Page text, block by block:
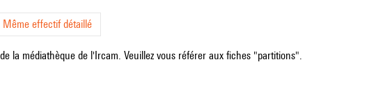
Même effectif détaillé
la médiathèque de l'Ircam. Veuillez vous référer aux fiches "partitions".